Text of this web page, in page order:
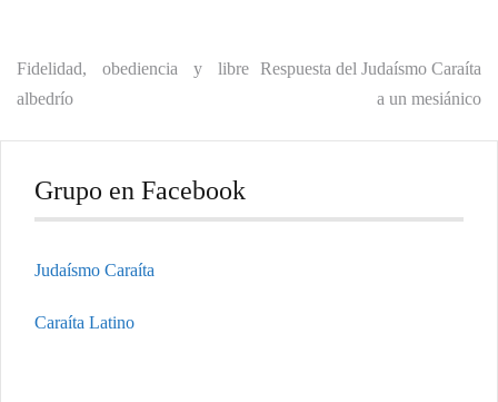
Navegación
de
Fidelidad, obediencia y libre
albedrío
Respuesta del Judaísmo Caraíta
a un mesiánico
Grupo en Facebook
Judaísmo Caraíta
Caraíta Latino